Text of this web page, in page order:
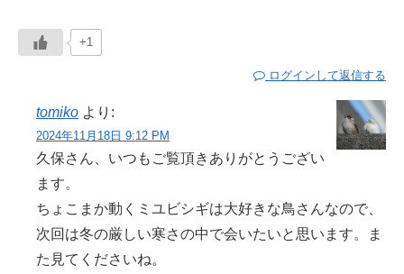
+1
ログインして返信する
tomiko より:
2024年11月18日 9:12 PM
久保さん、いつもご覧頂きありがとうござい
ます。
ちょこまか動くミユビシギは大好きな鳥さんなので、
次回は冬の厳しい寒さの中で会いたいと思います。ま
た見てくださいね。